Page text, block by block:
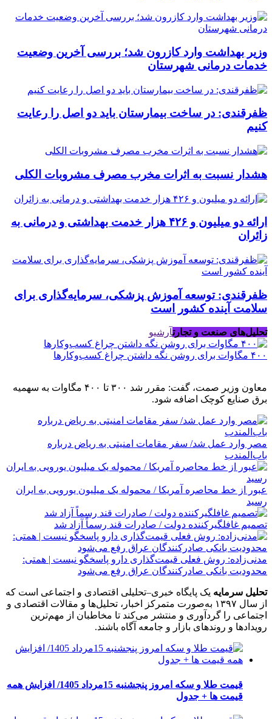
وزیر بهداشت وارد کازرون شد؛ بررسی آخرین وضعیت
خدمات درمانی شهرستان
ظفرقندی: در ساخت بیمارستان باید دو اصل را رعایت
کنیم
هشدار نسبت به اثرات مخرب مصرف مشروبات الکلی
ارائه دو میلیون و ۴۲۶ هزار خدمت بهداشتی و درمانی به
زائران
ظفرقندی: توسعه آموزش پزشکی، سرمایه‌گذاری برای
سلامت آینده کشور است
تحلیل‌های صنعت و تجارتآرشیو
۴۰۰ مگاوات برای روشن نگه داشتن چراغ کسب‌وکار‌ها
معاون وزیر صمت، گفت: مقرر شد ۳۰۰ تا ۴۰۰ مگاوات به سهمیه
برق صنایع کوچک اضافه شود.
مصر وارد عمل شد/ سفر مقامات امنیتی به ریاض درباره
باب‌المندب
عبور از خط محاصره آمریکا / محموله یک میلیون یورویی به ایران
رسید
تصمیم غافلگیرکننده دولت / صادرات قند رسماً آزاد شد
مدنی‌زاده: روش فعلی قیمت‌گذاری دارو پاسخگو نیست | همتی:
محدودیت بانکی صادرکنندگان عراق رفع می‌شود
تحلیل سرمایه یک پایگاه خبری–تحلیلی اقتصادی و اجتماعی است که
از سال ۱۳۹۷ به‌صورت متمرکز اخبار، تحلیل‌ها و مقالات اقتصادی و
اجتماعی را گردآوری و منتشر می‌کند تا مخاطبان از مهم‌ترین
رویدادها و روندهای بازار و جامعه آگاه باشند.
قیمت طلا و سکه امروز پنجشنبه 15مرداد 1405/ افزایش همه
قیمت ها + جدول